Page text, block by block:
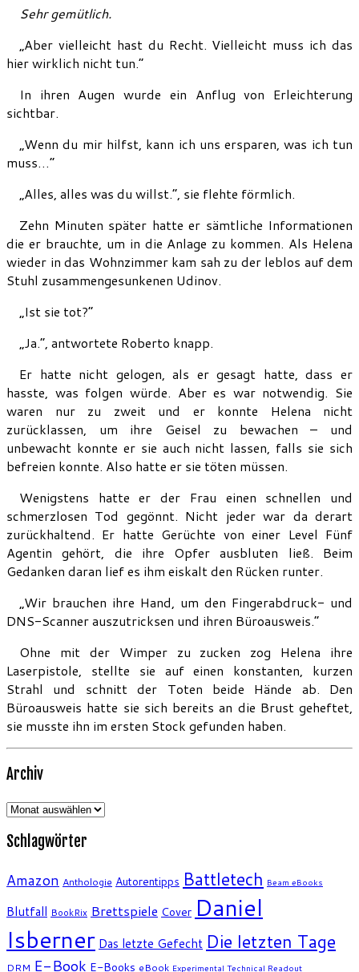
Sehr gemütlich.
„Aber vielleicht hast du Recht. Vielleicht muss ich das
hier wirklich nicht tun.“
In ihren Augen wurde ein Anflug von Erleichterung
sichtbar.
„Wenn du mir hilfst, kann ich uns ersparen, was ich tun
muss…“
„Alles, alles was du willst.“, sie flehte förmlich.
Zehn Minuten später hatte er sämtliche Informationen
die er brauchte, um in die Anlage zu kommen. Als Helena
wieder in das Wohnzimmer kam sah zu der leblos auf dem
Stuhl zusammengesunkenen Udinov.
„Ist sie tot?“
„Ja.“, antwortete Roberto knapp.
Er hatte nicht gelogen, als er gesagt hatte, dass er
hasste, was folgen würde. Aber es war notwendig. Sie
waren nur zu zweit und er konnte Helena nicht
zurücklassen, um ihre Geisel zu bewachen – und
unbewacht konnte er sie auch nicht lassen, falls sie sich
befreien konnte. Also hatte er sie töten müssen.
Wenigstens hatte er der Frau einen schnellen und
schmerzlosen Tod gegönnt. Nicht jeder war da derart
zurückhaltend. Er hatte Gerüchte von einer Level Fünf
Agentin gehört, die ihre Opfer ausbluten ließ. Beim
Gedanken daran lief es ihm eiskalt den Rücken runter.
„Wir brauchen ihre Hand, um den Fingerabdruck- und
DNS-Scanner auszutricksen und ihren Büroausweis.“
Ohne mit der Wimper zu zucken zog Helena ihre
Laserpistole, stellte sie auf einen konstanten, kurzen
Strahl und schnitt der Toten beide Hände ab. Den
Büroausweis hatte sie sich bereits an die Brust geheftet,
sie musste ihn im ersten Stock gefunden haben.
Archiv
Archiv
Schlagwörter
Amazon Anthologie Autorentipps Battletech Beam eBooks
Blutfall BookRix Brettspiele Cover Daniel
Isberner Das letzte Gefecht Die letzten Tage
DRM E-Book E-Books eBook Experimental Technical Readout